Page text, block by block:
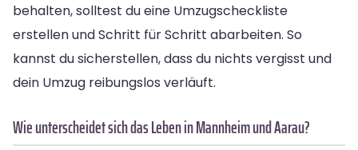
behalten, solltest du eine Umzugscheckliste
erstellen und Schritt für Schritt abarbeiten. So
kannst du sicherstellen, dass du nichts vergisst und
dein Umzug reibungslos verläuft.
Wie unterscheidet sich das Leben in Mannheim und Aarau?